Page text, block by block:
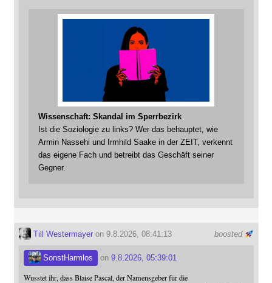
Wissenschaft: Skandal im Sperrbezirk
Ist die Soziologie zu links? Wer das behauptet, wie
Armin Nassehi und Irmhild Saake in der ZEIT, verkennt
das eigene Fach und betreibt das Geschäft seiner
Gegner.
boosted
Till Westermayeron 9.8.2026, 08:41:13
SonstHarmlos on 9.8.2026, 05:39:01
Wusstet ihr, dass Blaise Pascal, der Namensgeber für die